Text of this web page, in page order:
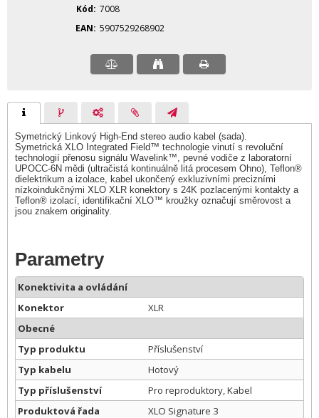
Kód 7008
EAN 5907529268902
Symetrický Linkový High-End stereo audio kabel (sada).
Symetrická XLO Integrated Field™ technologie vinutí s revoluční
technologií přenosu signálu Wavelink™, pevné vodiče z laboratorní
UPOCC-6N mědi (ultračistá kontinuálně litá procesem Ohno), Teflon®
dielektrikum a izolace, kabel ukončený exkluzivními precizními
nízkoindukčnými XLO XLR konektory s 24K pozlacenými kontakty a
Teflon® izolací, identifikační XLO™ kroužky označují směrovost a
jsou znakem originality.
Parametry
Konektivita a ovládání
Konektor
XLR
Obecné
Typ produktu
Příslušenství
Typ kabelu
Hotový
Typ příslušenství
Pro reproduktory, Kabel
Produktová řada
XLO Signature 3